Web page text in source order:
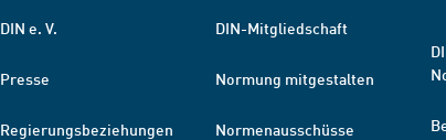
DIN e. V.
Presse
Regierungsbeziehungen
DIN-Mitgliedschaft
Normung mitgestalten
Normenausschüsse